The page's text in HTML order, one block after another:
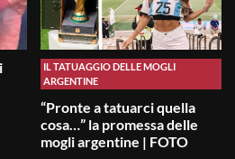
IL TATUAGGIO DELLE MOGLI
ARGENTINE
“Pronte a tatuarci quella
cosa…” la promessa delle
mogli argentine | FOTO